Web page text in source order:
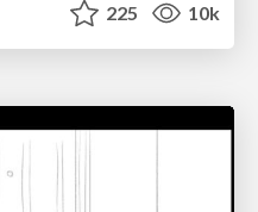
225 10k